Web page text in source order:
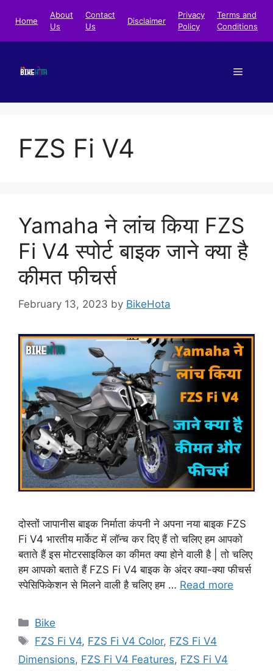
Home
About
Us
Contact
Us
Disclaimer
Privacy
Policy
Terms and
Conditions
Menu
FZS Fi V4
Yamaha ने लांच किया FZS
Fi V4 स्पोर्ट बाइक जाने क्या है
कीमत फीचर्स
February 13, 2023 by BikeHota
दोस्तों जापानीस बाइक निर्माता कंपनी ने अपना नया बाइक FZS
Fi V4 भारतीय मार्केट में लॉन्च कर दिए हैं तो चलिए हम आपको
बताते हैं इस मोटरसाइकिल का कीमत क्या होने वाली है | तो चलिए
हम आपको बताते हैं FZS Fi V4 बाइक के अंदर क्या-क्या फीचर्स
स्पेसिफिकेशन से मिलने वाली है चलिए हम … Read more
Categories
Bike
Tags
FZS Fi V4, FZS Fi V4 Color, FZS Fi V4
Dimensions, FZS Fi V4 Features, FZS Fi V4